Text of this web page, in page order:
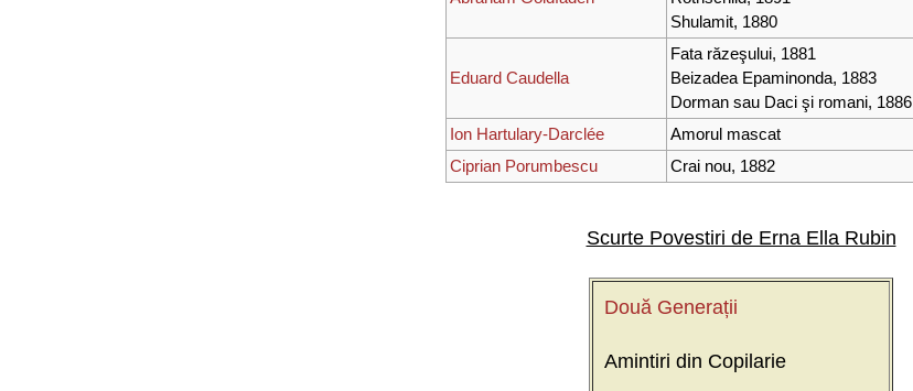
Shulamit, 1880
Eduard Caudella
Fata răzeşului, 1881
Beizadea Epaminonda, 1883
Dorman sau Daci şi romani, 1886
Ion Hartulary-Darclée
Amorul mascat
Ciprian Porumbescu
Crai nou, 1882
Scurte Povestiri de Erna Ella Rubin
Două Generații
Amintiri din Copilarie